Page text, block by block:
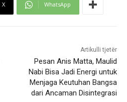
X WhatsApp
Artikulli tjetër
Pesan Anis Matta, Maulid
Nabi Bisa Jadi Energi untuk
Menjaga Keutuhan Bangsa
dari Ancaman Disintegrasi